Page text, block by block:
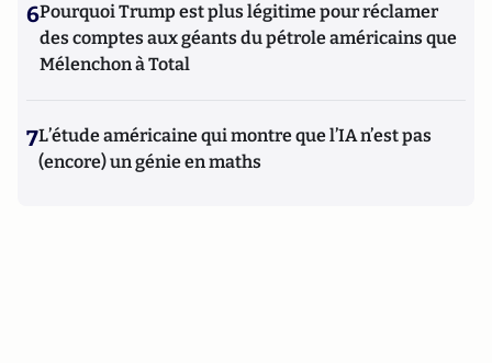
6Pourquoi Trump est plus légitime pour réclamer
des comptes aux géants du pétrole américains que
Mélenchon à Total
7L’étude américaine qui montre que l’IA n’est pas
(encore) un génie en maths